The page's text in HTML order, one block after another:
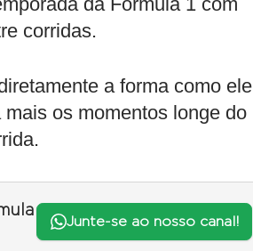
corridas.
a forma como ele
os momentos longe do
Junte-se ao nosso canal!